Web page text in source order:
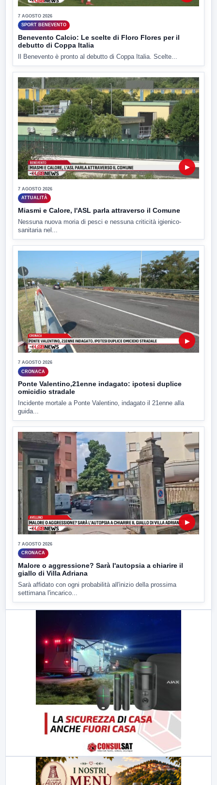
7 AGOSTO 2026
SPORT BENEVENTO
Benevento Calcio: Le scelte di Floro Flores per il
debutto di Coppa Italia
Il Benevento è pronto al debutto di Coppa Italia. Scelte...
▶
7 AGOSTO 2026
ATTUALITÀ
Miasmi e Calore, l'ASL parla attraverso il Comune
Nessuna nuova moria di pesci e nessuna criticità igienico-
sanitaria nel...
▶
7 AGOSTO 2026
CRONACA
Ponte Valentino,21enne indagato: ipotesi duplice
omicidio stradale
Incidente mortale a Ponte Valentino, indagato il 21enne alla
guida...
▶
7 AGOSTO 2026
CRONACA
Malore o aggressione? Sarà l'autopsia a chiarire il
giallo di Villa Adriana
Sarà affidato con ogni probabilità all'inizio della prossima
settimana l'incarico...